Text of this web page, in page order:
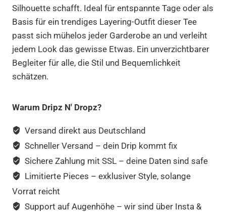
Silhouette schafft. Ideal für entspannte Tage oder als
Basis für ein trendiges Layering-Outfit dieser Tee
passt sich mühelos jeder Garderobe an und verleiht
jedem Look das gewisse Etwas. Ein unverzichtbarer
Begleiter für alle, die Stil und Bequemlichkeit
schätzen.
Warum Dripz N' Dropz?
Versand direkt aus Deutschland
Schneller Versand – dein Drip kommt fix
Sichere Zahlung mit SSL – deine Daten sind safe
Limitierte Pieces – exklusiver Style, solange
Vorrat reicht
Support auf Augenhöhe – wir sind über Insta &